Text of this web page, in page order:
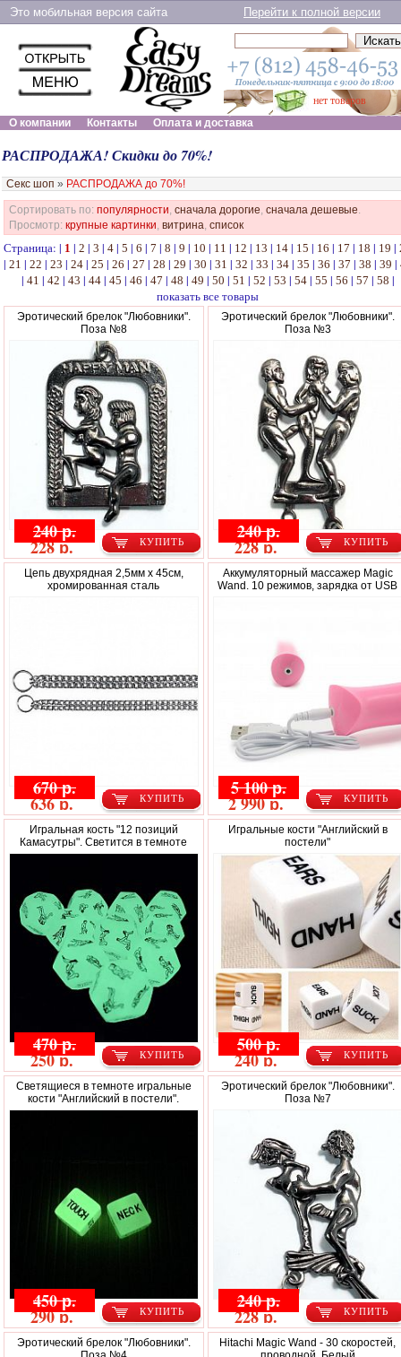
Это мобильная версия сайта Перейти к полной версии
нет товаров
О компании
Контакты Оплата и доставка
РАСПРОДАЖА! Скидки до 70%!
Секс шоп » РАСПРОДАЖА до 70%!
Сортировать по: популярности, сначала дорогие, сначала дешевые.
Просмотр: крупные картинки, витрина, список
Страница: | 1 |2 |3 |4 |5 |6 |7 |8 |9 | 10 | 11 | 12 | 13 | 14 | 15 | 16 | 17 | 18 | 19 |
| 21 | 22 | 23 | 24 | 25 | 26 | 27 | 28 | 29 | 30 | 31 | 32 | 33 | 34 | 35 | 36 | 37 | 38 | 39 |
| 41 | 42 | 43 | 44 | 45 | 46 | 47 | 48 | 49 | 50 | 51 | 52 | 53 | 54 | 55 | 56 | 57 | 58 |
показать все товары
Эротический брелок "Любовники".
Поза №8
КУПИТЬ
240 р.
228 р.
Эротический брелок "Любовники".
Поза №3
КУПИТЬ
240 р.
228 р.
Цепь двухрядная 2,5мм x 45см,
хромированная сталь
КУПИТЬ
670 р.
636 р.
Аккумуляторный массажер Magic
Wand. 10 режимов, зарядка от USB
КУПИТЬ
5 100 р.
2 990 р.
Игральная кость "12 позиций
Камасутры". Светится в темноте
КУПИТЬ
470 р.
250 р.
Игральные кости "Английский в
постели"
КУПИТЬ
500 р.
240 р.
Светящиеся в темноте игральные
кости "Английский в постели".
КУПИТЬ
450 р.
290 р.
Эротический брелок "Любовники".
Поза №7
КУПИТЬ
240 р.
228 р.
Эротический брелок "Любовники".
Hitachi Magic Wand - 30 скоростей,